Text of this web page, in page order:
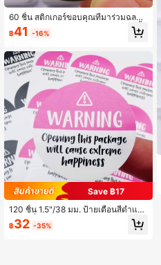
60 ชิ้น สติกเกอร์ขอบคุณที่มาร่วมฉลอง
กับเรา สติกเกอร์ป้ายของขวัญกลม 2 นิ้ว
สติกเกอร์ขอบคุณฟอยล์ทองสำหรับธุรกิ
ร์ตี้ ของชำร่วยงานแต่งงาน กลับโรงเรีย
น อุปกรณ์โรงเรียน
฿41 -16%
Save ฿17
120 ชิ้น 1.5"/38 มม. ป้ายเตือนสีดำและ
สีชมพูที่น่ารัก: ความสุขสุดขีด สติกเกอร์
ขอบคุณบรรจุภัณฑ์, สติกเกอร์ไปรษณีย์
฿32 -35%